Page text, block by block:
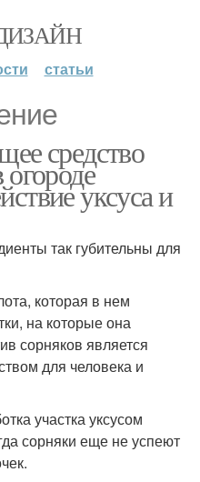
статьи
средство
уксуса и
так губительны для
которая в нем
на которые она
сорняков является
для человека и
участка уксусом
сорняки еще не успеют